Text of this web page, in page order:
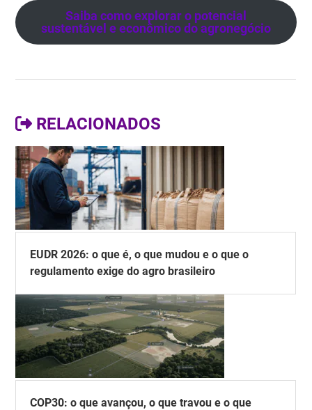
Saiba como explorar o potencial
sustentável e econômico do agronegócio
RELACIONADOS
EUDR 2026: o que é, o que mudou e o que o
regulamento exige do agro brasileiro
COP30: o que avançou, o que travou e o que